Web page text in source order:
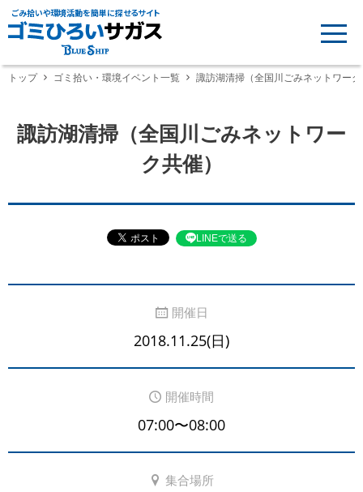
ごみ拾いや環境活動を簡単に探せるサイト
トップ ゴミ拾い・環境イベント一覧 諏訪湖清掃（全国川ごみネットワー
諏訪湖清掃（全国川ごみネットワー
ク共催）
LINEで送る
開催日
2018.11.25(日)
開催時間
07:00〜08:00
集合場所